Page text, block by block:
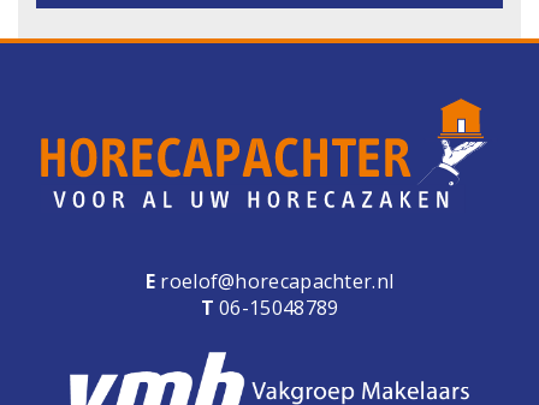
E roelof@horecapachter.nl
T 06-15048789